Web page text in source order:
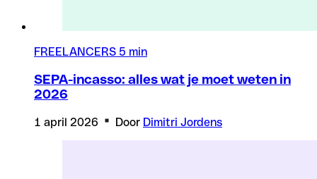
FREELANCERS 5 min
SEPA-incasso: alles wat je moet weten in
2026
1 april 2026 Door Dimitri Jordens